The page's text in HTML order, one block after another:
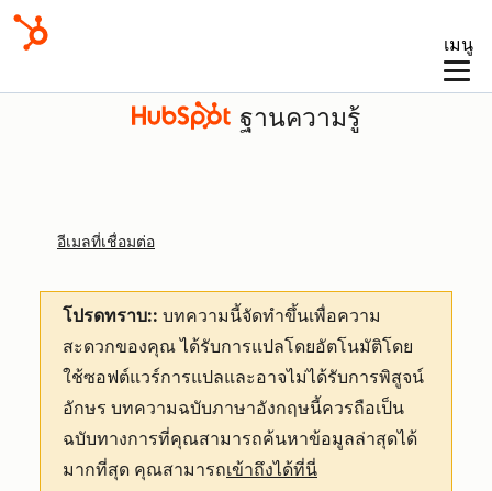
เมนู
ฐานความรู้
อีเมลที่เชื่อมต่อ
โปรดทราบ:: บทความนี้จัดทำขึ้นเพื่อความ
สะดวกของคุณได้รับการแปลโดยอัตโนมัติโดย
ใช้ซอฟต์แวร์การแปลและอาจไม่ได้รับการพิสูจน์
อักษร บทความฉบับภาษาอังกฤษนี้ควรถือเป็น
ฉบับทางการที่คุณสามารถค้นหาข้อมูลล่าสุดได้
มากที่สุด คุณสามารถเข้าถึงได้ที่นี่